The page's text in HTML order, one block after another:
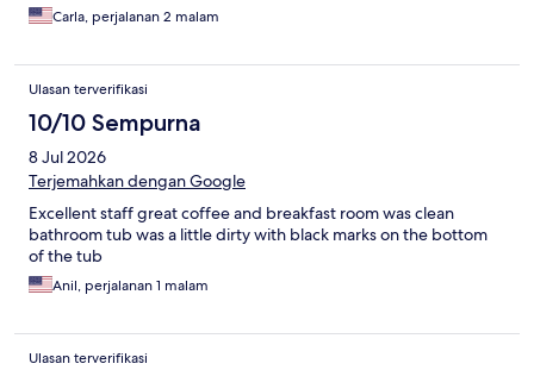
Carla, perjalanan 2 malam
Ulasan terverifikasi
10/10 Sempurna
8 Jul 2026
Terjemahkan dengan Google
Excellent staff great coffee and breakfast room was clean
bathroom tub was a little dirty with black marks on the bottom
of the tub
Anil, perjalanan 1 malam
Ulasan terverifikasi